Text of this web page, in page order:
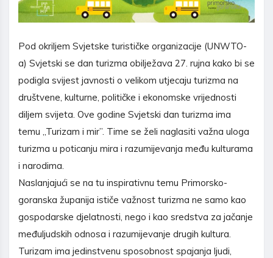
Pod okriljem Svjetske turističke organizacije (UNWTO-
a) Svjetski se dan turizma obilježava 27. rujna kako bi se
podigla svijest javnosti o velikom utjecaju turizma na
društvene, kulturne, političke i ekonomske vrijednosti
diljem svijeta. Ove godine Svjetski dan turizma ima
temu „Turizam i mir”. Time se želi naglasiti važna uloga
turizma u poticanju mira i razumijevanja među kulturama
i narodima.
Naslanjajući se na tu inspirativnu temu Primorsko-
goranska županija ističe važnost turizma ne samo kao
gospodarske djelatnosti, nego i kao sredstva za jačanje
međuljudskih odnosa i razumijevanje drugih kultura.
Turizam ima jedinstvenu sposobnost spajanja ljudi,